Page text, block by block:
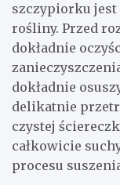
szczypiorku
rośliny. Przed
dokładnie
dokładnie
delikatnie
czystej
całkowicie
procesu